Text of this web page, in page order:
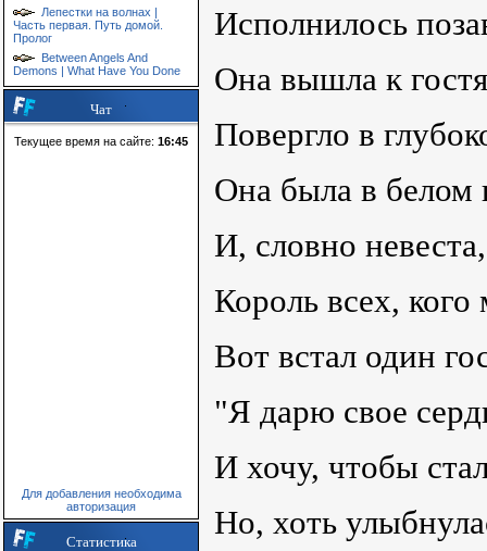
Лепестки на волнах |
Часть первая. Путь домой.
Пролог
Between Angels And
Demons | What Have You Done
Чат
Текущее время на сайте: 16:45
Для добавления необходима
авторизация
Статистика
Исполнилось
Она вышла к
Повергло в
Она была в белом
И, словно
Король всех,
Вот встал один
"Я дарю свое
И хочу, чтобы
Но, хоть